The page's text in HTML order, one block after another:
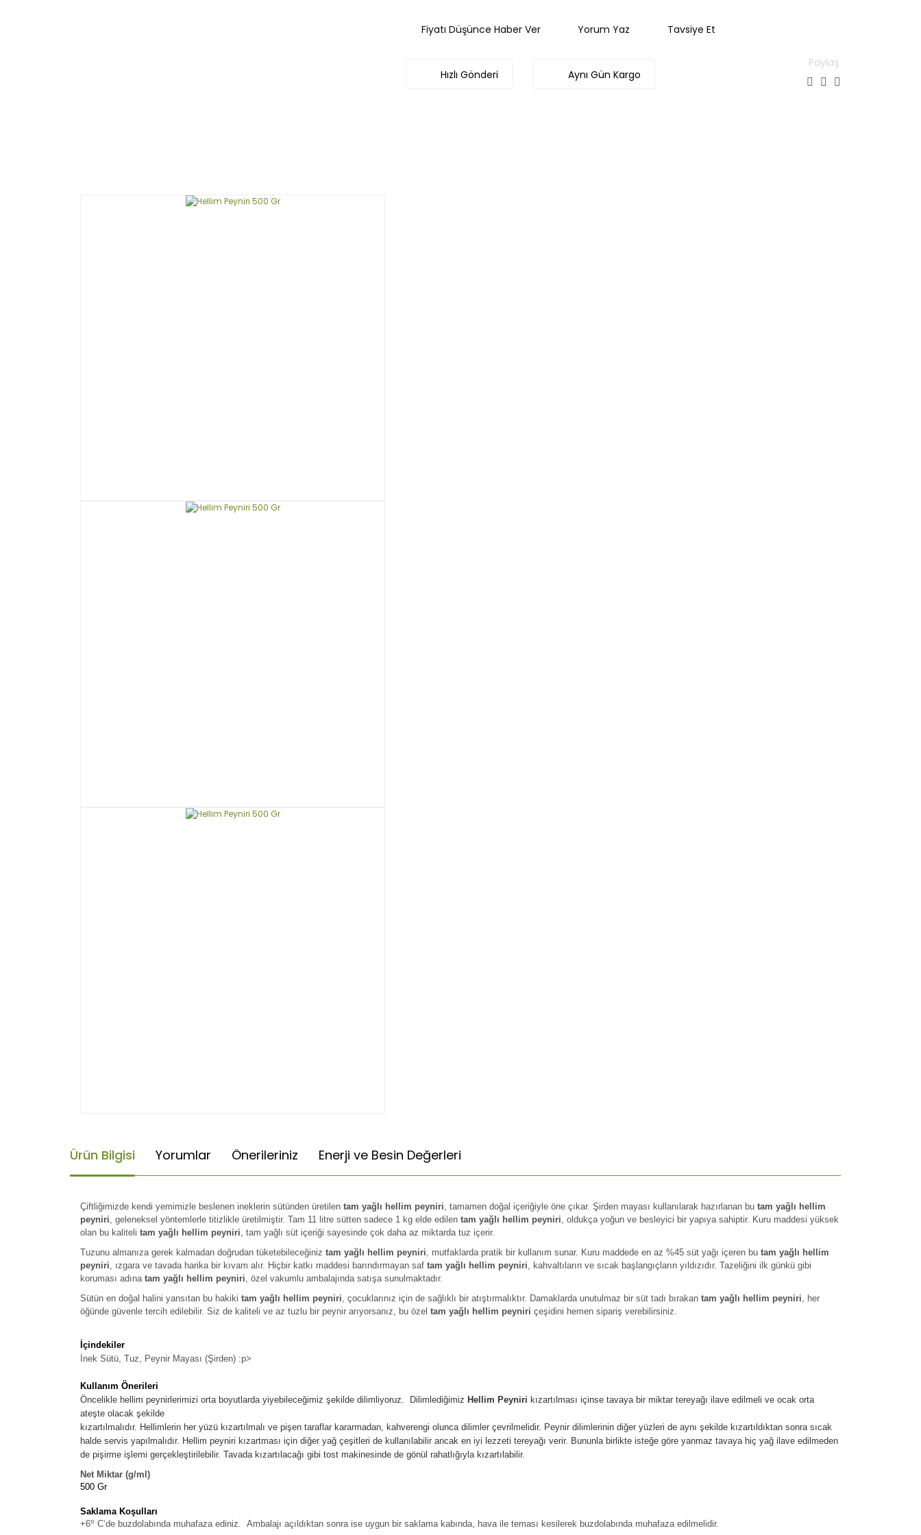
Fiyatı Düşünce Haber Ver Yorum Yaz Tavsiye Et
Hızlı Gönderi Aynı Gün Kargo
Paylaş
Ürün Bilgisi Yorumlar Önerileriniz Enerji ve Besin Değerleri
Çiftliğimizde kendi yemimizle beslenen ineklerin sütünden üretilen tam yağlı hellim peyniri, tamamen doğal içeriğiyle öne çıkar. Şirden mayası kullanılarak hazırlanan bu tam yağlı hellim
peyniri, geleneksel yöntemlerle titizlikle üretilmiştir. Tam 11 litre sütten sadece 1 kg elde edilen tam yağlı hellim peyniri, oldukça yoğun ve besleyici bir yapıya sahiptir. Kuru maddesi yüksek
olan bu kaliteli tam yağlı hellim peyniri, tam yağlı süt içeriği sayesinde çok daha az miktarda tuz içerir.
Tuzunu almanıza gerek kalmadan doğrudan tüketebileceğiniz tam yağlı hellim peyniri, mutfaklarda pratik bir kullanım sunar. Kuru maddede en az %45 süt yağı içeren bu tam yağlı hellim
peyniri, ızgara ve tavada harika bir kıvam alır. Hiçbir katkı maddesi barındırmayan saf tam yağlı hellim peyniri, kahvaltıların ve sıcak başlangıçların yıldızıdır. Tazeliğini ilk günkü gibi
koruması adına tam yağlı hellim peyniri, özel vakumlu ambalajında satışa sunulmaktadır.
Sütün en doğal halini yansıtan bu hakiki tam yağlı hellim peyniri, çocuklarınız için de sağlıklı bir atıştırmalıktır. Damaklarda unutulmaz bir süt tadı bırakan tam yağlı hellim peyniri, her
öğünde güvenle tercih edilebilir. Siz de kaliteli ve az tuzlu bir peynir arıyorsanız, bu özel tam yağlı hellim peyniri çeşidini hemen sipariş verebilirsiniz.
İçindekiler
İnek Sütü, Tuz, Peynir Mayası (Şirden) :p>
Kullanım Önerileri
Öncelikle hellim peynirlerimizi orta boyutlarda yiyebileceğimiz şekilde dilimliyoruz. Dilimlediğimiz Hellim Peyniri kızartılması içinse tavaya bir miktar tereyağı ilave edilmeli ve ocak orta
ateşte olacak şekilde
kızartılmalıdır. Hellimlerin her yüzü kızartılmalı ve pişen taraflar kararmadan, kahverengi olunca dilimler çevrilmelidir. Peynir dilimlerinin diğer yüzleri de aynı şekilde kızartıldıktan sonra sıcak
halde servis yapılmalıdır. Hellim peyniri kızartması için diğer yağ çeşitleri de kullanılabilir ancak en iyi lezzeti tereyağı verir. Bununla birlikte isteğe göre yanmaz tavaya hiç yağ ilave edilmeden
de pişirme işlemi gerçekleştirilebilir. Tavada kızartılacağı gibi tost makinesinde de gönül rahatlığıyla kızartılabilir.
Net Miktar (g/ml)
500 Gr
Saklama Koşulları
+6o C‘de buzdolabında muhafaza ediniz. Ambalajı açıldıktan sonra ise uygun bir saklama kabında, hava ile teması kesilerek buzdolabında muhafaza edilmelidir.